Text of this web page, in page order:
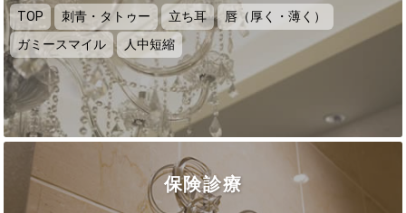
TOP 刺青・タトゥー 立ち耳
唇（厚く・薄く）
ガミースマイル
人中短縮
保険診療